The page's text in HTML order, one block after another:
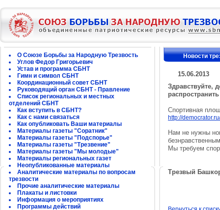
О Союзе Борьбы за Народную Трезвость
Углов Федор Григорьевич
Устав и программа СБНТ
Гимн и символ СБНТ
Координационный совет СБНТ
Руководящий орган СБНТ - Правление
Список региональных и местных
отделений СБНТ
Как вступить в СБНТ?
Как с нами связаться
Как опубликовать Ваши материалы
Материалы газеты "Соратник"
Материалы газеты "Подспорье"
Материалы газеты "Трезвение"
Материалы газеты "Мы молодые"
Материалы региональных газет
Неопубликованные материалы
Аналитические материалы по вопросам
трезвости
Прочие аналитические материалы
Плакаты и листовки
Информация о мероприятиях
Программы действий
Новости
15.06.2013
Здравствуйте,
Спортивная
http://democra
Нам не нужны
Мы требуем
Трезвый